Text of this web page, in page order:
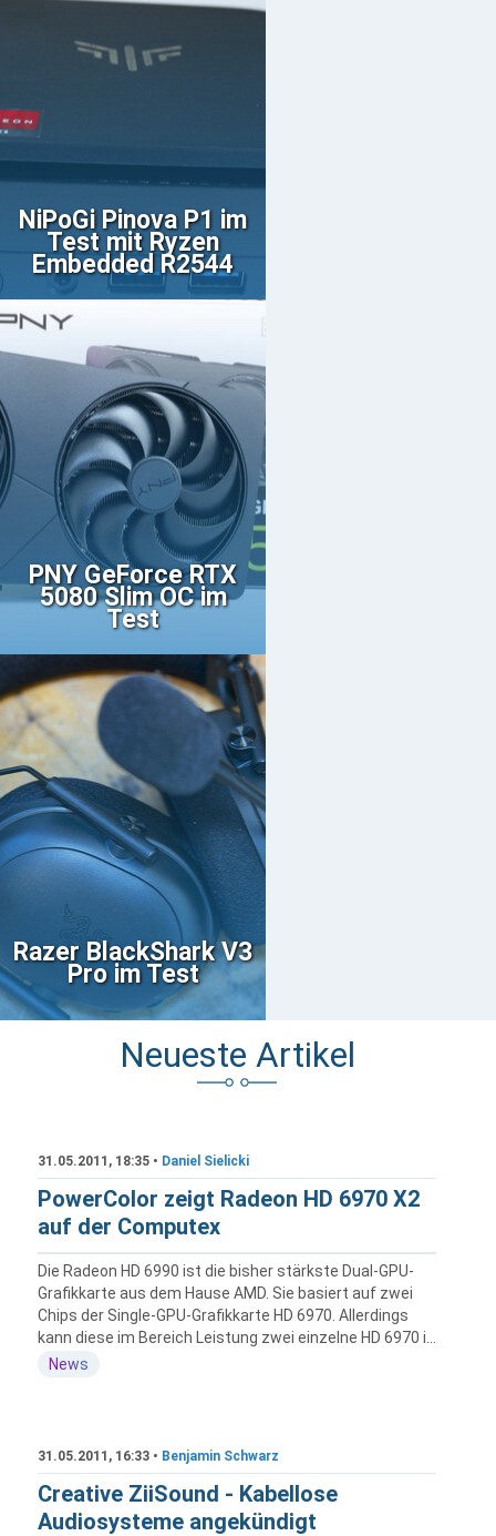
NiPoGi Pinova P1 im
Test mit Ryzen
Embedded R2544
PNY GeForce RTX
5080 Slim OC im
Test
Razer BlackShark V3
Pro im Test
Neueste Artikel
31.05.2011, 18:35 • Daniel Sielicki
PowerColor zeigt Radeon HD 6970 X2
auf der Computex
Die Radeon HD 6990 ist die bisher stärkste Dual-GPU-
Grafikkarte aus dem Hause AMD. Sie basiert auf zwei
Chips der Single-GPU-Grafikkarte HD 6970. Allerdings
kann diese im Bereich Leistung zwei einzelne HD 6970 i...
News
31.05.2011, 16:33 • Benjamin Schwarz
Creative ZiiSound - Kabellose
Audiosysteme angekündigt